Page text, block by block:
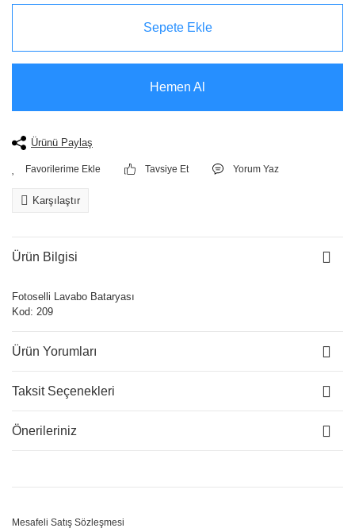
Sepete Ekle
Hemen Al
Ürünü Paylaş
Tavsiye Et Yorum Yaz
Karşılaştır
Ürün Bilgisi
Fotoselli Lavabo Bataryası
Kod: 209
Ürün Yorumları
Taksit Seçenekleri
Önerileriniz
Mesafeli Satış Sözleşmesi